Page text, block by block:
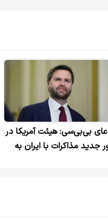
بی‌بی‌سی: هیئت آمریکا در
جدید مذاکرات با ایران به